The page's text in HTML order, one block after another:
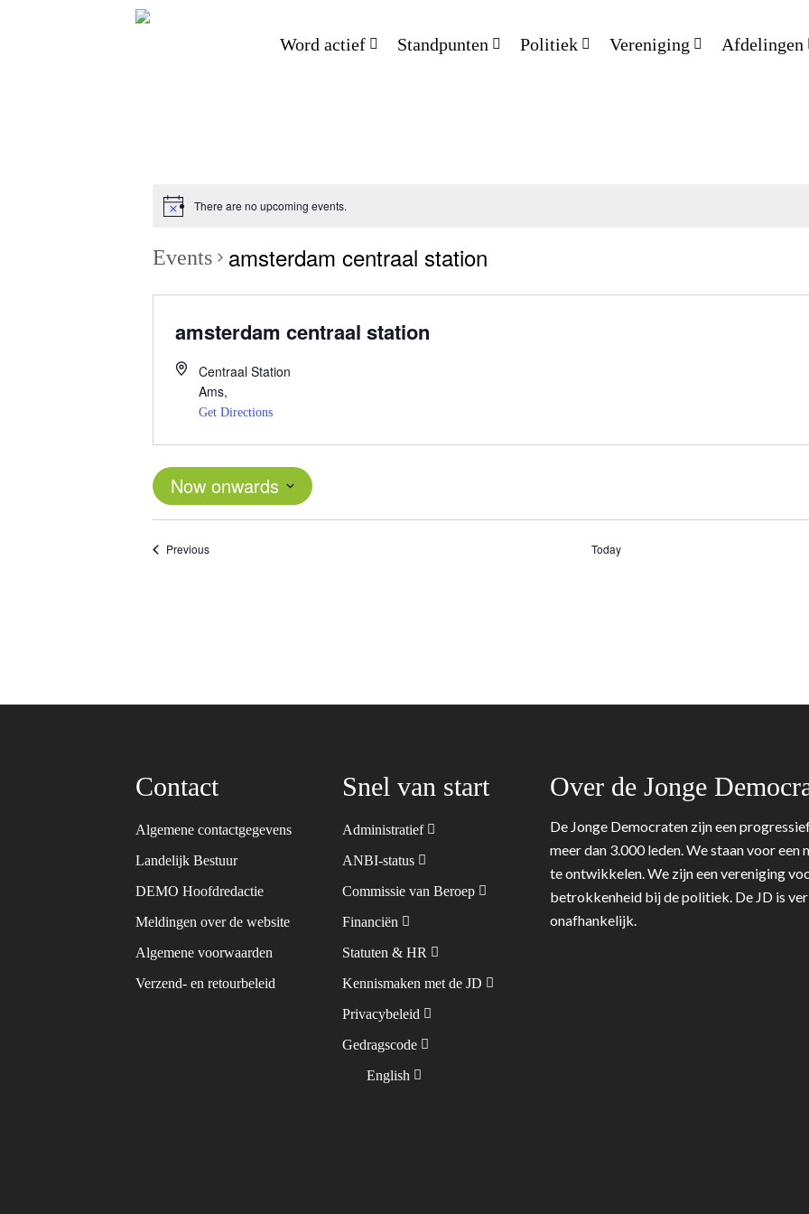
Word actief Standpunten Politiek Vereniging Afdelingen
There are no upcoming events.
Events amsterdam centraal station
amsterdam centraal station
Centraal Station
Ams,
Get Directions
Now onwards
Select
PreviousEvents Today
Contact
Algemene contactgegevens
Landelijk Bestuur
DEMO Hoofdredactie
Meldingen over de website
Algemene voorwaarden
Verzend- en retourbeleid
Snel van start
Administratief
ANBI-status
Commissie van Beroep
Financiën
Statuten & HR
Kennismaken met de JD
Privacybeleid
Gedragscode
English
Over de Jonge
De Jonge Democraten zijn een
meer dan 3.000 leden. We staan voor
te ontwikkelen. We zijn een vereniging
betrokkenheid bij de politiek. De JD is
onafhankelijk.